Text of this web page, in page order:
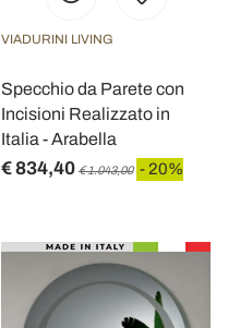
VIADURINI LIVING
Specchio da Parete con
Incisioni Realizzato in
Italia - Arabella
€ 834,40 € 1.043,00 - 20%